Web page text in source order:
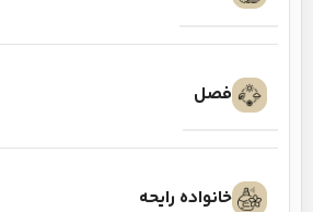
فصل
خانواده رایحه